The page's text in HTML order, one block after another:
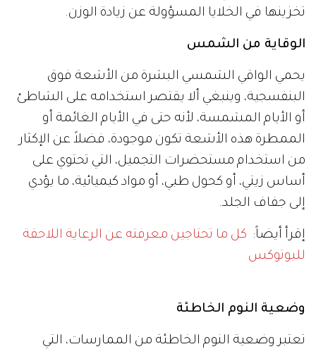
تخزينها في الخلايا المسؤولة عن زيادة الوزن.
الوقاية من الشمس
يحمي الواقي الشمسي البشرة من الأشعة فوق
البنفسجية، وينبغي ألا يقتصر استخدامه على الشاطئ
أو الأيام المشمسة، لأنه حتى في الأيام الغائمة أو
الممطرة هذه الأشعة تكون موجودة، فضلاً عن الإكثار
من استخدام مستحضرات التجميل، التي تحتوي على
أساس زيتي، أو كحول طبي، أو مواد كيميائية، ما يؤدي
إلى جفاف الجلد.
إقرأ أيضاً: كل ما تحتاجين معرفته عن الرعاية اللاحقة
للبوتوكس
وضعية النوم الخاطئة
تعتبر وضعية النوم الخاطئة من الممارسات، التي